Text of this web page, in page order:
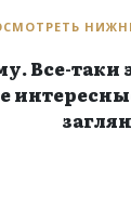
таки